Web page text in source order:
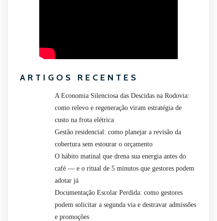
ARTIGOS RECENTES
A Economia Silenciosa das Descidas na Rodovia:
como relevo e regeneração viram estratégia de
custo na frota elétrica
Gestão residencial: como planejar a revisão da
cobertura sem estourar o orçamento
O hábito matinal que drena sua energia antes do
café — e o ritual de 5 minutos que gestores podem
adotar já
Documentação Escolar Perdida: como gestores
podem solicitar a segunda via e destravar admissões
e promoções